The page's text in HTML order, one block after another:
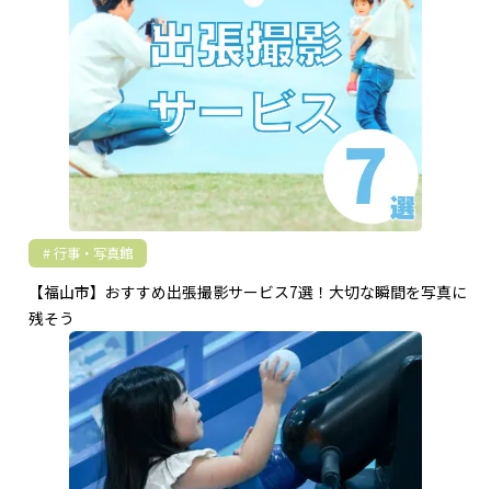
行事・写真館
【福山市】おすすめ出張撮影サービス7選！大切な瞬間を写真に
残そう